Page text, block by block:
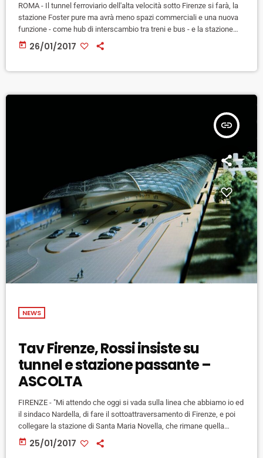
ROMA - Il tunnel ferroviario dell'alta velocità sotto Firenze si farà, la
stazione Foster pure ma avrà meno spazi commerciali e una nuova
funzione - come hub di interscambio tra treni e bus - e la stazione
Firenze Santa Maria Novella rimarrà centrale. Dopo mesi all'insegna
della "project review" invocata a giugno scorso dal sindaco Dario
today 26/01/2017
insert_link
NEWS
Tav Firenze, Rossi insiste su
tunnel e stazione passante –
ASCOLTA
FIRENZE - "Mi attendo che oggi si vada sulla linea che abbiamo io ed
il sindaco Nardella, di fare il sottoattraversamento di Firenze, e poi
collegare la stazione di Santa Maria Novella, che rimane quella
centrale, con una stazione da realizzarsi sul sottoattraversamento
stesso, per non essere bypassati dai treni dell'Alta velocità". Questo
today 25/01/2017